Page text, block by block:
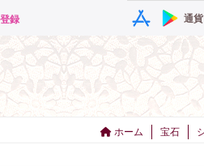
録 通貨
ホーム 宝石